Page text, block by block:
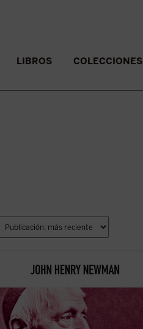
LIBROS COLECCIONES
Hábilmente escrito y muy diáfano, el libro
los editores, la propuesta de Newman
como una invitación a la reflexión sobre
el ser y misión de la universidad que no
olvide las raíces que la sustentan....